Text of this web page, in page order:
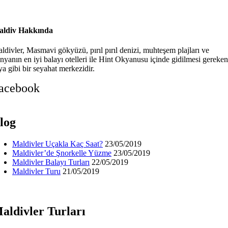
Hakkında
Masmavi gökyüzü, pırıl pırıl denizi, muhteşem plajları ve
en iyi balayı otelleri ile Hint Okyanusu içinde gidilmesi gereken
gibi bir seyahat merkezidir.
Maldivler Uçakla Kaç Saat? 23/05/2019
Maldivler’de Şnorkelle Yüzme 23/05/2019
Maldivler Balayı Turları 22/05/2019
Maldivler Turu 21/05/2019
Turları